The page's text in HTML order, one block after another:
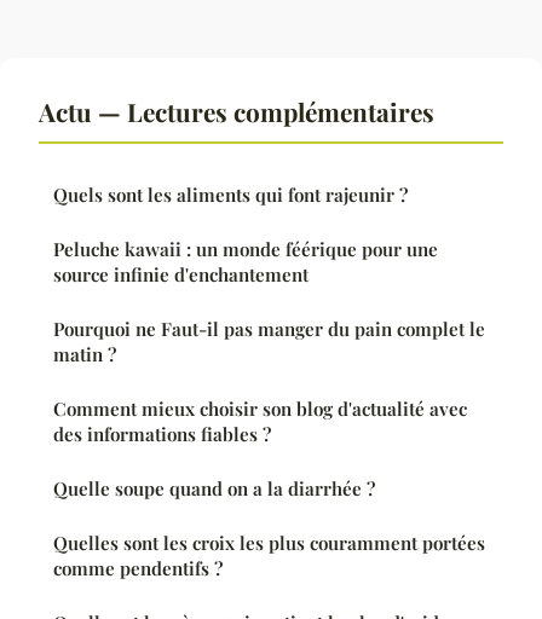
Actu — Lectures complémentaires
Quels sont les aliments qui font rajeunir ?
Peluche kawaii : un monde féérique pour une
source infinie d'enchantement
Pourquoi ne Faut-il pas manger du pain complet le
matin ?
Comment mieux choisir son blog d'actualité avec
des informations fiables ?
Quelle soupe quand on a la diarrhée ?
Quelles sont les croix les plus couramment portées
comme pendentifs ?